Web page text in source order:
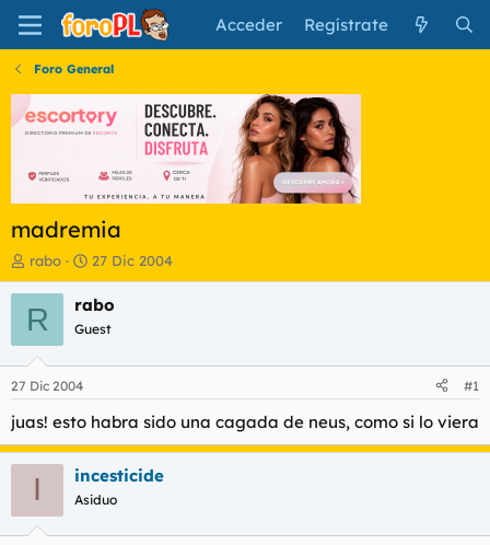
Acceder Regístrate
Foro General
madremia
I
n
i
c
a
d
o
r
e
e
m
rabo
F
e
c
a
i
n
c
i
o
27 Dic 2004
R rabo
Guest
27 Dic 2004 #1
juas! esto habra sido una cagada de neus, como si lo viera
I incesticide
Asiduo